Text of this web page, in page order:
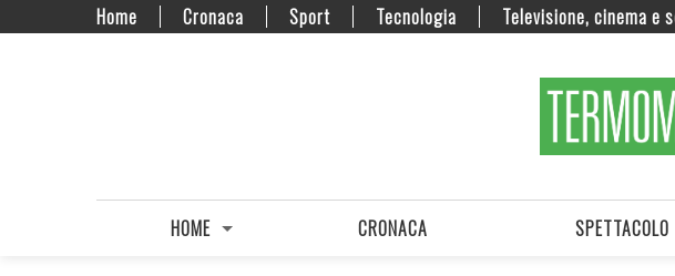
Home Cronaca Sport Tecnologia Televisione, cinema e
HOME CRONACA SPETTACOLO